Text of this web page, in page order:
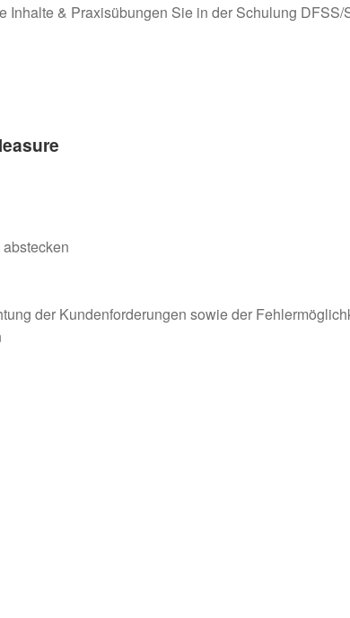
& Praxisübungen Sie in der Schulung DFSS/
der Kundenforderungen sowie der